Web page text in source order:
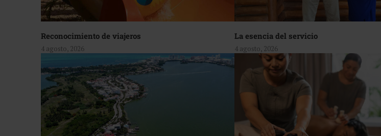
Reconocimiento de viajeros
4 agosto, 2026
La esencia del servicio
4 agosto, 2026